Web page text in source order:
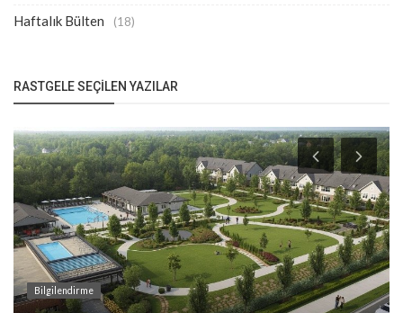
Haftalık Bülten (18)
RASTGELE SEÇILEN YAZILAR
Bilgilendirme